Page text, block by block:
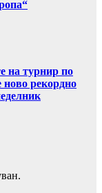
на турнир по
рекордно